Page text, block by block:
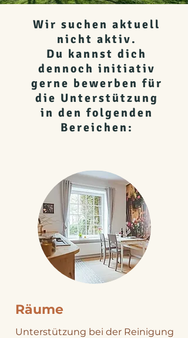
Wir suchen aktuell
nicht aktiv.
Du kannst dich
dennoch initiativ
gerne bewerben für
die Unterstützung
in den folgenden
Bereichen:
Räume
Unterstützung bei der Reinigung